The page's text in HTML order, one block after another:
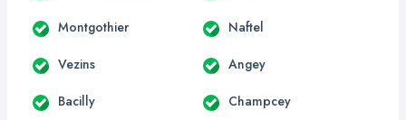
Montgothier Naftel
Vezins Angey
Bacilly Champcey